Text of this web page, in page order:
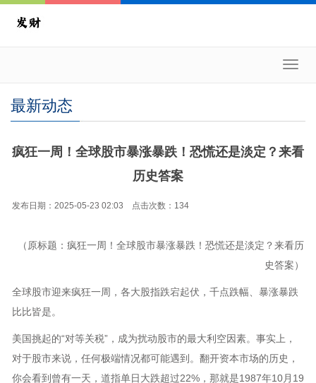
最新动态
疯狂一周！全球股市暴涨暴跌！恐慌还是淡定？来看
历史答案
发布日期：2025-05-23 02:03 点击次数：134
（原标题：疯狂一周！全球股市暴涨暴跌！恐慌还是淡定？来看历
史答案）
全球股市迎来疯狂一周，各大股指跌宕起伏，千点跌幅、暴涨暴跌
比比皆是。
美国挑起的“对等关税”，成为扰动股市的最大利空因素。事实上，
对于股市来说，任何极端情况都可能遇到。翻开资本市场的历史，
你会看到曾有一天，道指单日大跌超过22%，那就是1987年10月19